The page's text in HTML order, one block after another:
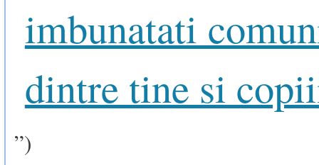
imbunatati
dintre tine si
”)